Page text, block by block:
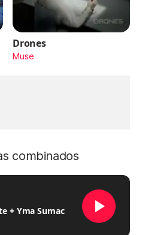
Drones
Muse
combinados
+ Yma Sumac